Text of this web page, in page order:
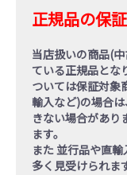
正規品の保
当店扱いの商品(
ている正規品とな
ついては保証対象
輸入など)の場合
きない場合があり
ます。
また 並行品や直
多く見受けられま